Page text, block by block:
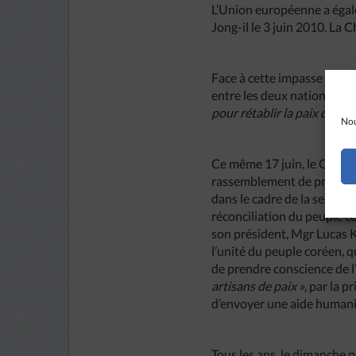
L’Union européenne a
Jong-il le 3 juin 2010. La
Face à cette impasse
entre les deux nations :
pour rétablir la paix dans
Ce même 17 juin, le
rassemblement de prière
dans le cadre de la
réconciliation du peuple
son président, Mgr Lucas
l’unité du peuple coréen,
de prendre conscience de
artisans de paix », par la
d’envoyer une aide